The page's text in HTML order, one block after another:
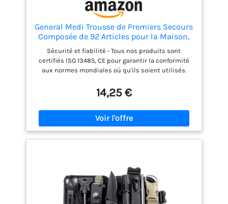
General Medi Trousse de Premiers Secours
Composée de 92 Articles pour la Maison,
Le Véhicule, Les Voyages, Le Bureau, Le
Lieu de Travail, la Randonnée, la Survie et
l'Extérieur (Rouge)
Sécurité et fiabilité - Tous nos produits sont
certifiés ISO 13485, CE pour garantir la conformité
aux normes mondiales où qu'ils soient utilisés.
médicales utiles et précieuses de qualité
hospitalière - Voir les images du produit et la
description du produit ci-dessous pour une liste
complète du contenu. Nous sommes convaincus
que vous trouverez qu'il y a plus et plus de contenu
de qualité dans nos kits que tout autre sur le
soins de base ne pèse que 0,35 livre et présente
une conception compacte et adaptée aux voyages.
Parfait pour les voitures, les écoles, les bateaux, les
enfants et il a une fonction étanche Soins complets
14,25 €